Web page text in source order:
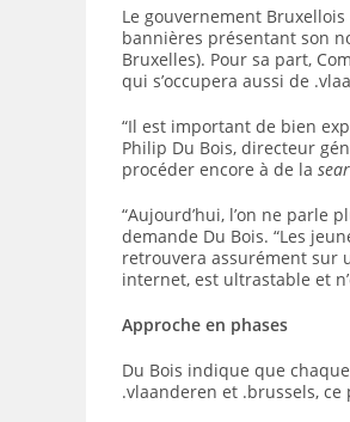
Le gouvernement
bannières présentant son
Bruxelles). Pour sa part,
qui s’occupera aussi de
“Il est important de bien
Philip Du Bois, directeur
procéder encore à de la
“Aujourd’hui, l’on ne parle
demande Du Bois. “Les
retrouvera assurément sur
internet, est ultrastable et
Approche en phases
Du Bois indique que
.vlaanderen et .brussels,